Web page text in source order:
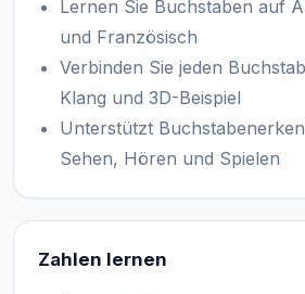
Lernen Sie Buchstaben auf
und Französisch
Verbinden Sie jeden
Klang und 3D-Beispiel
Unterstützt
Sehen, Hören und Spielen
Zahlen lernen